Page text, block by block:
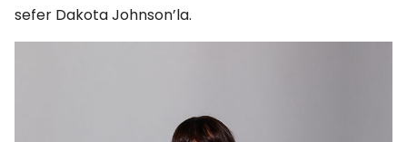
sefer Dakota Johnson’la.